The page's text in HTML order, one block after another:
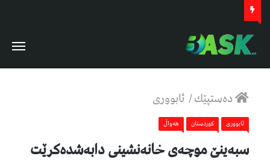
دەستپێك/ ئابووری
ئابووری كوردستان هەواڵ
سبەینێ موچەى خانەنشینى دابەشدەکرێت